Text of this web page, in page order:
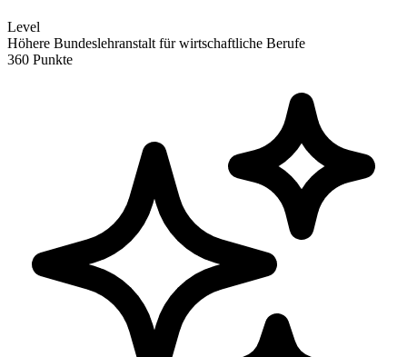
Level
Höhere Bundeslehranstalt für wirtschaftliche Berufe
360 Punkte